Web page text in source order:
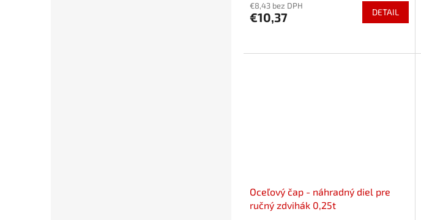
€8,43 bez DPH
€10,37 DETAIL
Oceľový čap - náhradný diel pre
ručný zdvihák 0,25t